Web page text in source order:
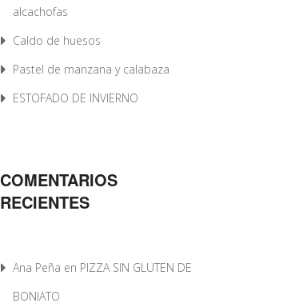
alcachofas
Caldo de huesos
Pastel de manzana y calabaza
ESTOFADO DE INVIERNO
COMENTARIOS
RECIENTES
Ana Peña en PIZZA SIN GLUTEN DE
BONIATO